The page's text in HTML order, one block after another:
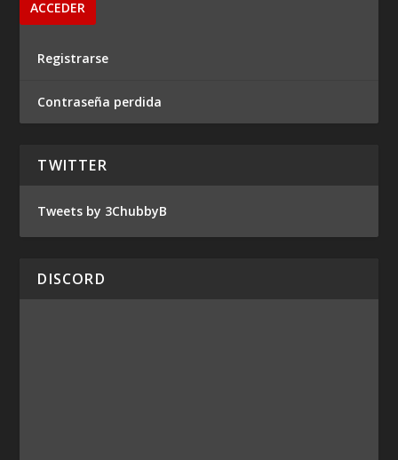
Registrarse
Contraseña perdida
TWITTER
Tweets by 3ChubbyB
DISCORD